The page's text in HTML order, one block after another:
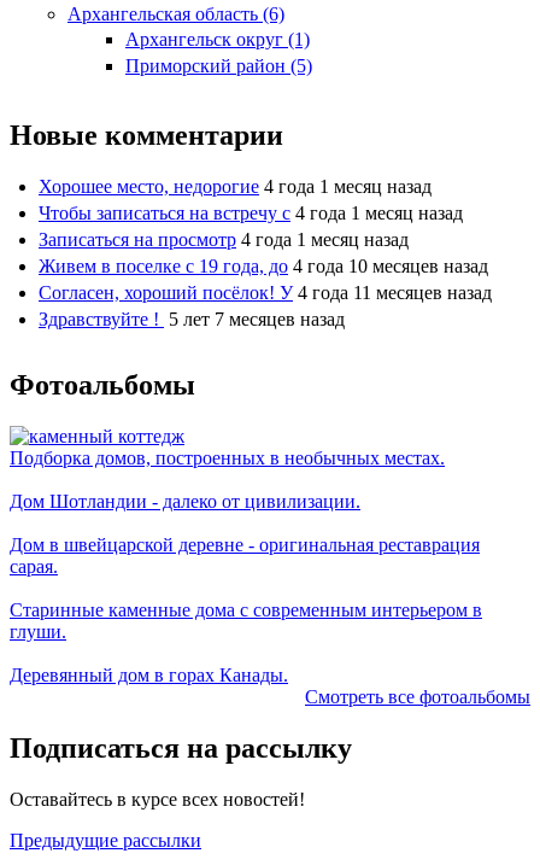
Архангельская область (6)
Архангельск округ (1)
Приморский район (5)
Новые комментарии
Хорошее место, недорогие 4 года 1 месяц назад
Чтобы записаться на встречу с 4 года 1 месяц назад
Записаться на просмотр 4 года 1 месяц назад
Живем в поселке с 19 года, до 4 года 10 месяцев назад
Согласен, хороший посёлок! У 4 года 11 месяцев назад
Здравствуйте ! 5 лет 7 месяцев назад
Фотоальбомы
Подборка домов, построенных в необычных местах.
Дом Шотландии - далеко от цивилизации.
Дом в швейцарской деревне - оригинальная реставрация
сарая.
Старинные каменные дома с современным интерьером в
глуши.
Деревянный дом в горах Канады.
Смотреть все фотоальбомы
Подписаться на рассылку
Оставайтесь в курсе всех новостей!
Предыдущие рассылки